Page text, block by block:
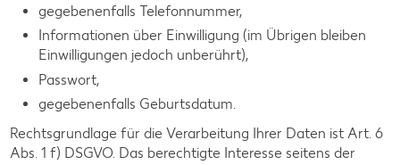
gegebenenfalls Telefonnummer,
Informationen über Einwilligung (im Übrigen bleiben
Einwilligungen jedoch unberührt),
Passwort,
gegebenenfalls Geburtsdatum.
Rechtsgrundlage für die Verarbeitung Ihrer Daten ist Art. 6
Abs. 1 f) DSGVO. Das berechtigte Interesse seitens der